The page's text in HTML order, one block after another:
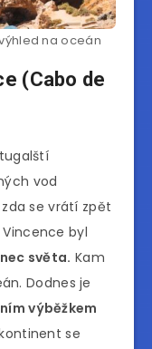
na oceán
(Cabo de
vod
se vrátí zpět
byl
světa. Kam
Dodnes je
výběžkem
se